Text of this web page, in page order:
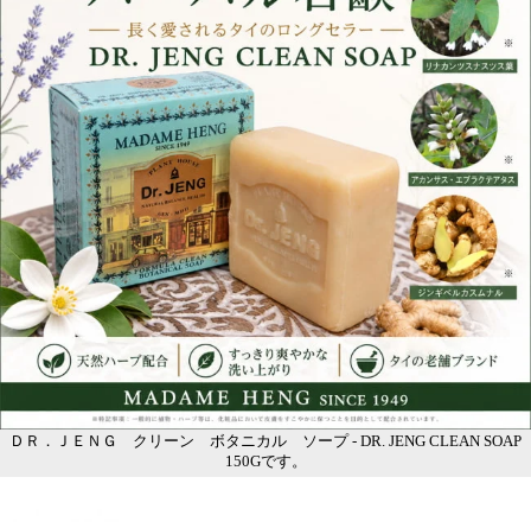
ＤＲ．ＪＥＮＧ クリーン ボタニカル ソープ - DR. JENG CLEAN SOAP
150Gです。